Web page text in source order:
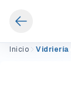
Inicio